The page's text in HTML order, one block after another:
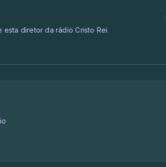
esta diretor da rádio Cristo Rei.